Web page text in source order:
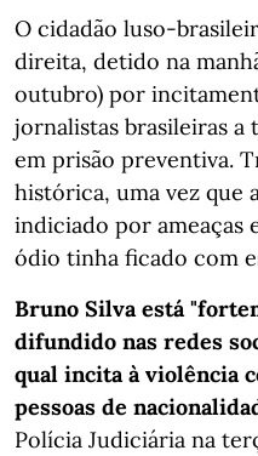
O cidadão luso-
direita, detido na
outubro) por
jornalistas brasileiras a
em prisão preventiva.
histórica, uma vez que
indiciado por ameaças
ódio tinha ficado com
Bruno Silva está
difundido nas redes
qual incita à violência
pessoas de
Polícia Judiciária na